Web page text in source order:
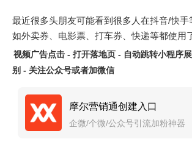
最近很多头朋友可能看到很多人在抖音/快手
如外卖券、电影票、打车券、快递等都使用
视频广告点击 - 打开落地页 - 自动跳转小程序
别 - 关注公众号或者加微信
摩尔营销通创建入口
企微/个微/公众号引流加粉神器